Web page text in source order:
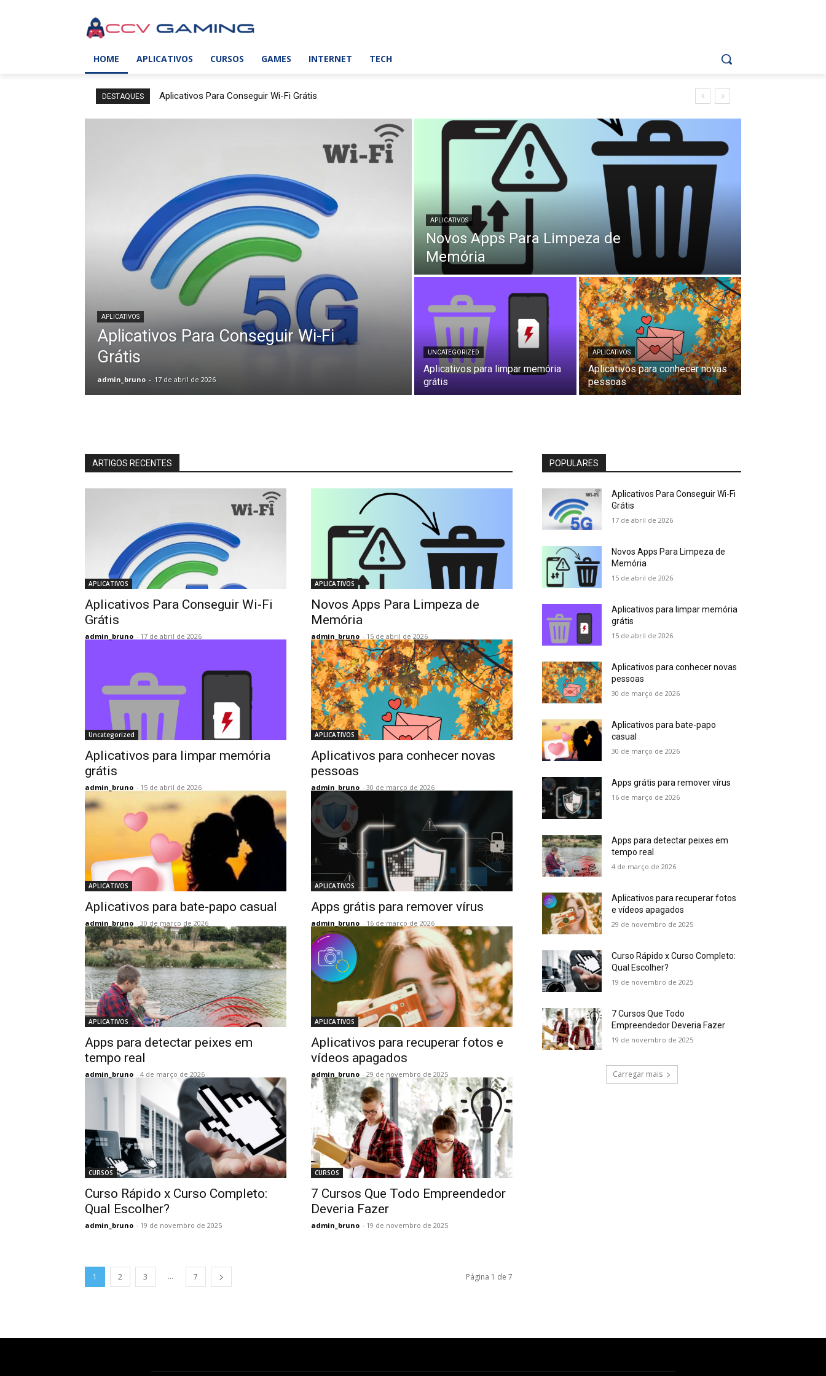
HOME APLICATIVOS CURSOS GAMES INTERNET TECH
DESTAQUES Aplicativos Para Conseguir Wi-Fi Grátis
APLICATIVOS
Aplicativos Para Conseguir Wi-Fi
Grátis
admin_bruno - 17 de abril de 2026
APLICATIVOS
Novos Apps Para Limpeza de
Memória
UNCATEGORIZED
Aplicativos para limpar memória
grátis
APLICATIVOS
Aplicativos para conhecer novas
pessoas
ARTIGOS RECENTES
APLICATIVOS
Aplicativos Para Conseguir Wi-Fi
Grátis
admin_bruno - 17 de abril de 2026
APLICATIVOS
Novos Apps Para Limpeza de
Memória
admin_bruno - 15 de abril de 2026
Uncategorized
Aplicativos para limpar memória
grátis
admin_bruno - 15 de abril de 2026
APLICATIVOS
Aplicativos para conhecer novas
pessoas
admin_bruno - 30 de março de 2026
APLICATIVOS
Aplicativos para bate-papo casual
admin_bruno - 30 de março de 2026
APLICATIVOS
Apps grátis para remover vírus
admin_bruno - 16 de março de 2026
APLICATIVOS
Apps para detectar peixes em
tempo real
admin_bruno - 4 de março de 2026
APLICATIVOS
Aplicativos para recuperar fotos e
vídeos apagados
admin_bruno - 29 de novembro de 2025
CURSOS
Curso Rápido x Curso Completo:
Qual Escolher?
admin_bruno - 19 de novembro de 2025
CURSOS
7 Cursos Que Todo Empreendedor
Deveria Fazer
admin_bruno - 19 de novembro de 2025
1 2 3 ... 7 Página 1 de 7
POPULARES
Aplicativos Para Conseguir Wi-Fi
Grátis
17 de abril de 2026
Novos Apps Para Limpeza de
Memória
15 de abril de 2026
Aplicativos para limpar memória
grátis
15 de abril de 2026
Aplicativos para conhecer novas
pessoas
30 de março de 2026
Aplicativos para bate-papo
casual
30 de março de 2026
Apps grátis para remover vírus
16 de março de 2026
Apps para detectar peixes em
tempo real
4 de março de 2026
Aplicativos para recuperar fotos
e vídeos apagados
29 de novembro de 2025
Curso Rápido x Curso Completo:
Qual Escolher?
19 de novembro de 2025
7 Cursos Que Todo
Empreendedor Deveria Fazer
19 de novembro de 2025
Carregar mais